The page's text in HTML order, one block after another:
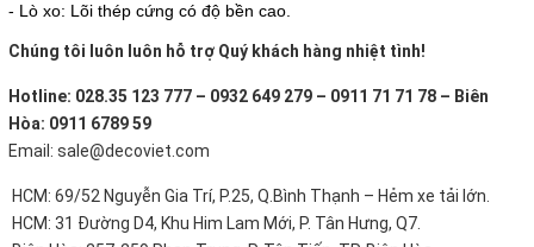
- Lò xo: Lõi thép cứng có độ bền cao.
Chúng tôi luôn luôn hỗ trợ Quý khách hàng nhiệt tình!
Hotline: 028.35 123 777 – 0932 649 279 – 0911 71 71 78 – Biên
Hòa: 0911 6789 59
Email: sale@decoviet.com
HCM: 69/52 Nguyễn Gia Trí, P.25, Q.Bình Thạnh – Hẻm xe tải lớn.
HCM: 31 Đường D4, Khu Him Lam Mới, P. Tân Hưng, Q7.